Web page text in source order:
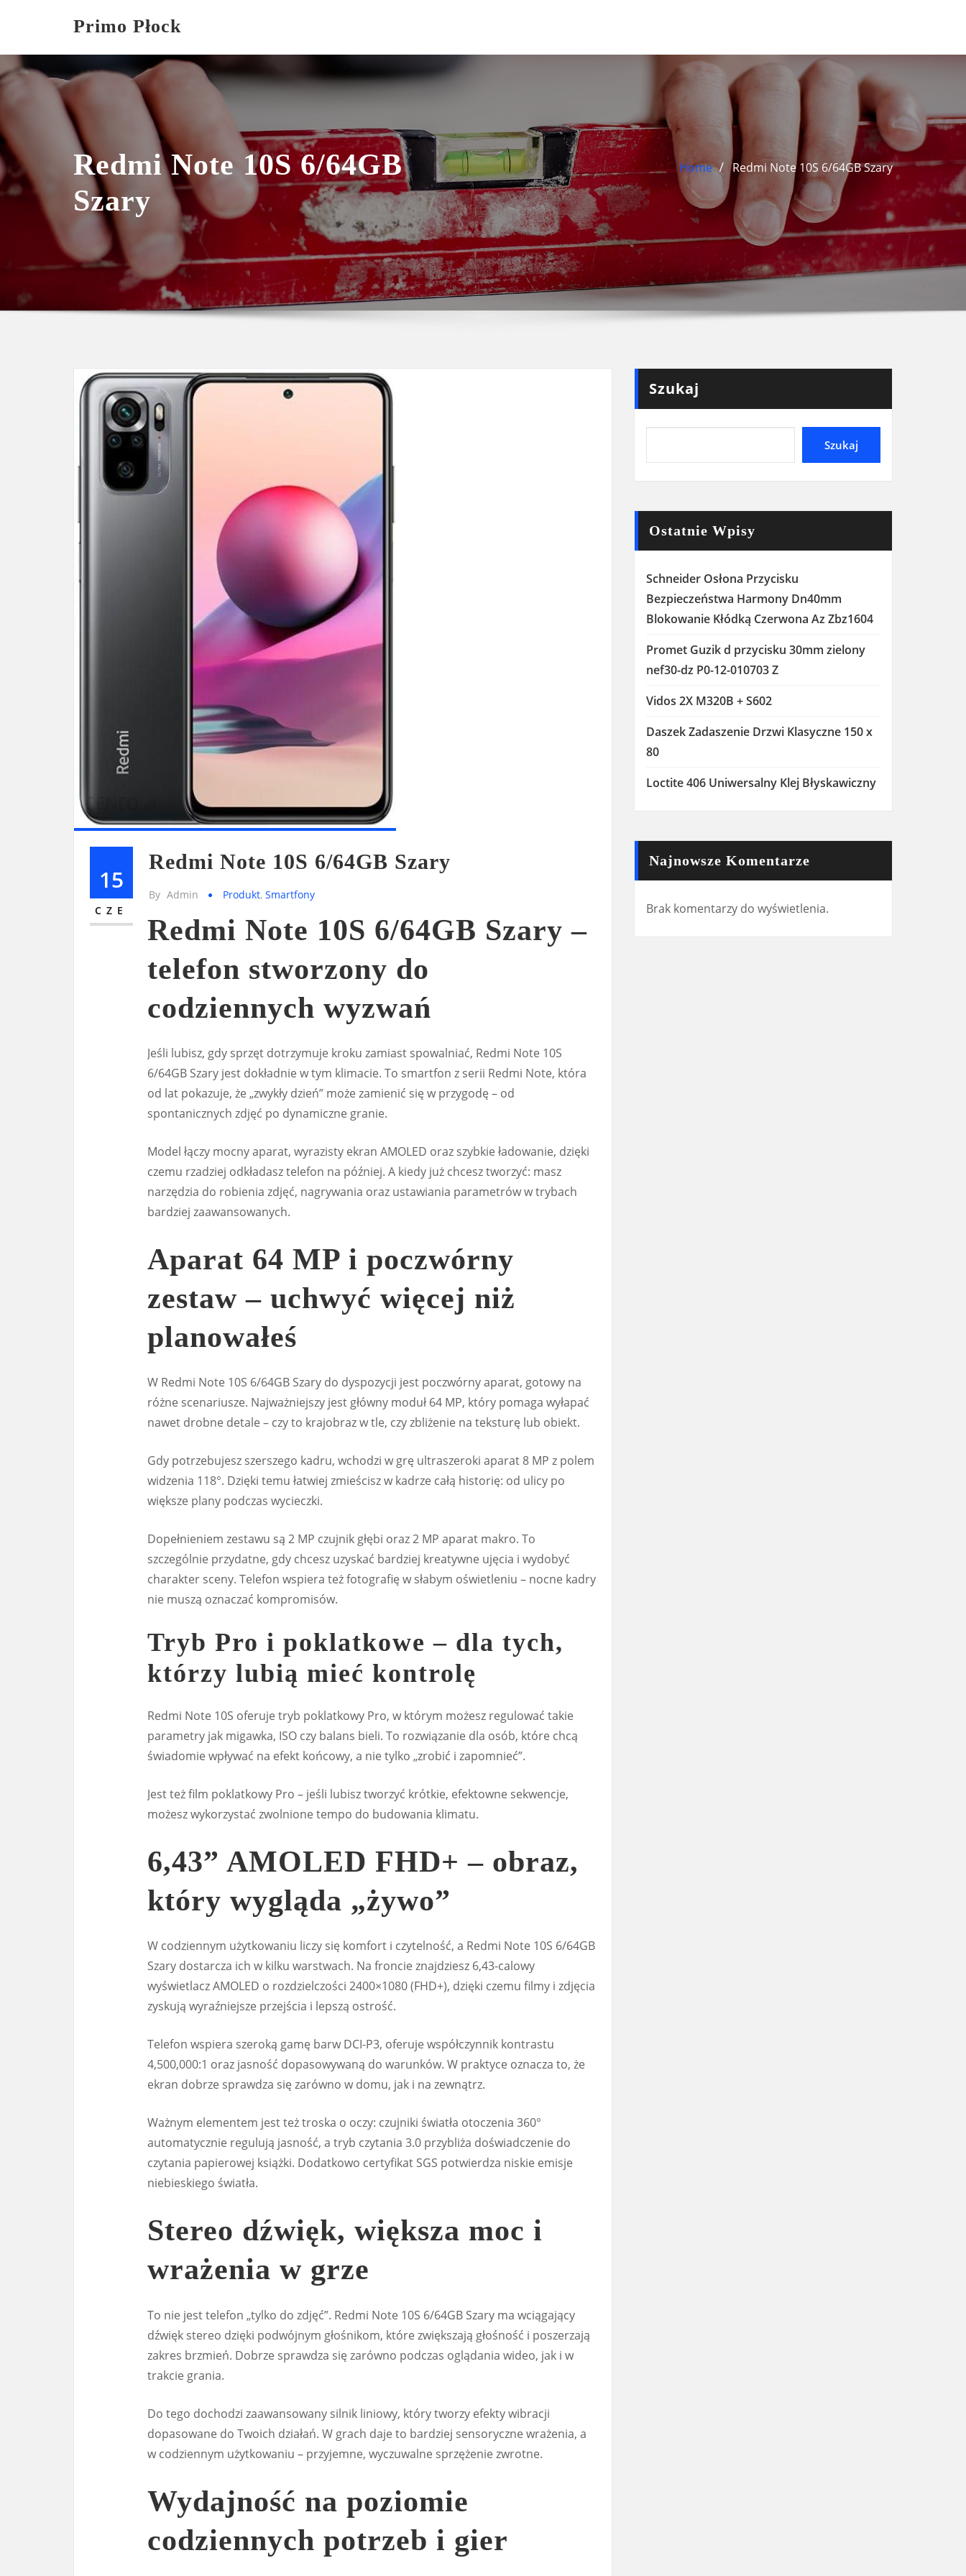
Primo Płock
Redmi Note 10S 6/64GB
Szary
Home Redmi Note 10S 6/64GB Szary
15
CZE
Redmi Note 10S 6/64GB Szary
By Admin Produkt,Smartfony
Redmi Note 10S 6/64GB Szary –
telefon stworzony do
codziennych wyzwań
Jeśli lubisz, gdy sprzęt dotrzymuje kroku zamiast spowalniać, Redmi Note 10S
6/64GB Szary jest dokładnie w tym klimacie. To smartfon z serii Redmi Note, która
od lat pokazuje, że „zwykły dzień” może zamienić się w przygodę – od
spontanicznych zdjęć po dynamiczne granie.
Model łączy mocny aparat, wyrazisty ekran AMOLED oraz szybkie ładowanie, dzięki
czemu rzadziej odkładasz telefon na później. A kiedy już chcesz tworzyć: masz
narzędzia do robienia zdjęć, nagrywania oraz ustawiania parametrów w trybach
bardziej zaawansowanych.
Aparat 64 MP i poczwórny
zestaw – uchwyć więcej niż
planowałeś
W Redmi Note 10S 6/64GB Szary do dyspozycji jest poczwórny aparat, gotowy na
różne scenariusze. Najważniejszy jest główny moduł 64 MP, który pomaga wyłapać
nawet drobne detale – czy to krajobraz w tle, czy zbliżenie na teksturę lub obiekt.
Gdy potrzebujesz szerszego kadru, wchodzi w grę ultraszeroki aparat 8 MP z polem
widzenia 118°. Dzięki temu łatwiej zmieścisz w kadrze całą historię: od ulicy po
większe plany podczas wycieczki.
Dopełnieniem zestawu są 2 MP czujnik głębi oraz 2 MP aparat makro. To
szczególnie przydatne, gdy chcesz uzyskać bardziej kreatywne ujęcia i wydobyć
charakter sceny. Telefon wspiera też fotografię w słabym oświetleniu – nocne kadry
nie muszą oznaczać kompromisów.
Tryb Pro i poklatkowe – dla tych,
którzy lubią mieć kontrolę
Redmi Note 10S oferuje tryb poklatkowy Pro, w którym możesz regulować takie
parametry jak migawka, ISO czy balans bieli. To rozwiązanie dla osób, które chcą
świadomie wpływać na efekt końcowy, a nie tylko „zrobić i zapomnieć”.
Jest też film poklatkowy Pro – jeśli lubisz tworzyć krótkie, efektowne sekwencje,
możesz wykorzystać zwolnione tempo do budowania klimatu.
6,43” AMOLED FHD+ – obraz,
który wygląda „żywo”
W codziennym użytkowaniu liczy się komfort i czytelność, a Redmi Note 10S 6/64GB
Szary dostarcza ich w kilku warstwach. Na froncie znajdziesz 6,43-calowy
wyświetlacz AMOLED o rozdzielczości 2400×1080 (FHD+), dzięki czemu filmy i zdjęcia
zyskują wyraźniejsze przejścia i lepszą ostrość.
Telefon wspiera szeroką gamę barw DCI-P3, oferuje współczynnik kontrastu
4,500,000:1 oraz jasność dopasowywaną do warunków. W praktyce oznacza to, że
ekran dobrze sprawdza się zarówno w domu, jak i na zewnątrz.
Ważnym elementem jest też troska o oczy: czujniki światła otoczenia 360°
automatycznie regulują jasność, a tryb czytania 3.0 przybliża doświadczenie do
czytania papierowej książki. Dodatkowo certyfikat SGS potwierdza niskie emisje
niebieskiego światła.
Stereo dźwięk, większa moc i
wrażenia w grze
To nie jest telefon „tylko do zdjęć”. Redmi Note 10S 6/64GB Szary ma wciągający
dźwięk stereo dzięki podwójnym głośnikom, które zwiększają głośność i poszerzają
zakres brzmień. Dobrze sprawdza się zarówno podczas oglądania wideo, jak i w
trakcie grania.
Do tego dochodzi zaawansowany silnik liniowy, który tworzy efekty wibracji
dopasowane do Twoich działań. W grach daje to bardziej sensoryczne wrażenia, a
w codziennym użytkowaniu – przyjemne, wyczuwalne sprzężenie zwrotne.
Wydajność na poziomie
codziennych potrzeb i gier
Szukaj
Szukaj
Ostatnie Wpisy
Schneider Osłona Przycisku
Bezpieczeństwa Harmony Dn40mm
Blokowanie Kłódką Czerwona Az Zbz1604
Promet Guzik d przycisku 30mm zielony
nef30-dz P0-12-010703 Z
Vidos 2X M320B + S602
Daszek Zadaszenie Drzwi Klasyczne 150 x
80
Loctite 406 Uniwersalny Klej Błyskawiczny
Najnowsze Komentarze
Brak komentarzy do wyświetlenia.